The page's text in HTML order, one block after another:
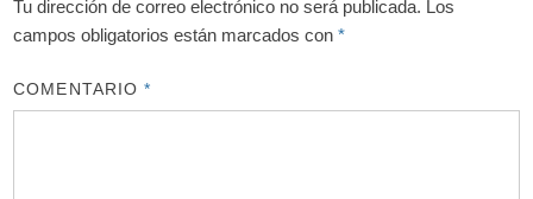
Tu dirección de correo electrónico no será publicada. Los
campos obligatorios están marcados con*
COMENTARIO*